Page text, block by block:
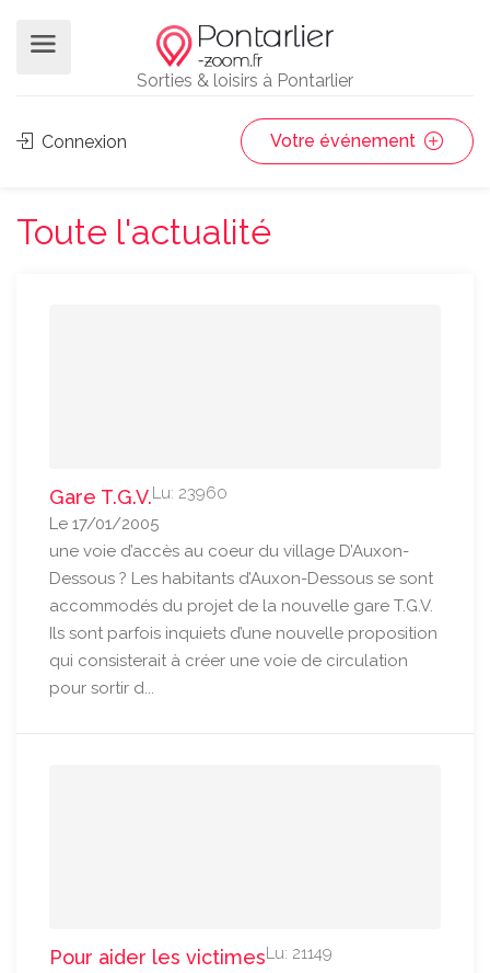
Sorties & loisirs à Pontarlier
Connexion Votre événement
Toute l'actualité
Gare T.G.V.Lu: 23960
Le 17/01/2005
une voie d’accès au coeur du village D’Auxon-
Dessous ? Les habitants d’Auxon-Dessous se sont
accommodés du projet de la nouvelle gare T.G.V.
Ils sont parfois inquiets d’une nouvelle proposition
qui consisterait à créer une voie de circulation
pour sortir d...
Pour aider les victimesLu: 21149